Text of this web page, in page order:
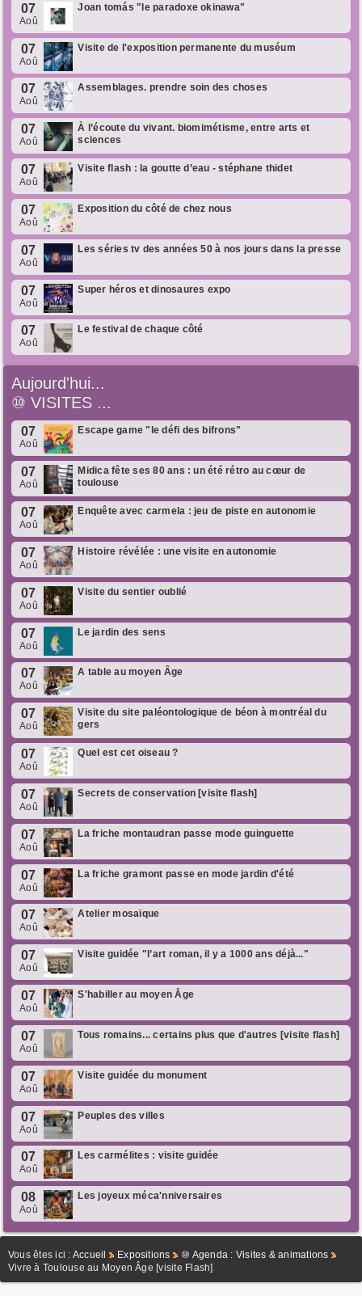
07
Aoû
Joan tomás "le paradoxe okinawa"
07
Aoû
Visite de l'exposition permanente du muséum
07
Aoû
Assemblages. prendre soin des choses
07
Aoû
À l’écoute du vivant. biomimétisme, entre arts et
sciences
07
Aoû
Visite flash : la goutte d’eau - stéphane thidet
07
Aoû
Exposition du côté de chez nous
07
Aoû
Les séries tv des années 50 à nos jours dans la presse
07
Aoû
Super héros et dinosaures expo
07
Aoû
Le festival de chaque côté
Aujourd'hui...
⑩VISITES ...
07
Aoû
Escape game "le défi des bifrons"
07
Aoû
Midica fête ses 80 ans : un été rétro au cœur de
toulouse
07
Aoû
Enquête avec carmela : jeu de piste en autonomie
07
Aoû
Histoire révélée : une visite en autonomie
07
Aoû
Visite du sentier oublié
07
Aoû
Le jardin des sens
07
Aoû
A table au moyen Âge
07
Aoû
Visite du site paléontologique de béon à montréal du
gers
07
Aoû
Quel est cet oiseau ?
07
Aoû
Secrets de conservation [visite flash]
07
Aoû
La friche montaudran passe mode guinguette
07
Aoû
La friche gramont passe en mode jardin d'été
07
Aoû
Atelier mosaïque
07
Aoû
Visite guidée "l’art roman, il y a 1000 ans déjà..."
07
Aoû
S'habiller au moyen Âge
07
Aoû
Tous romains... certains plus que d'autres [visite flash]
07
Aoû
Visite guidée du monument
07
Aoû
Peuples des villes
07
Aoû
Les carmélites : visite guidée
08
Aoû
Les joyeux méca'nniversaires
Vous êtes ici : Accueil Expositions
⑩ Agenda : Visites & animations
Vivre à Toulouse au Moyen Âge [visite Flash]